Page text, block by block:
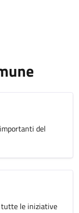
del
tutte le iniziative